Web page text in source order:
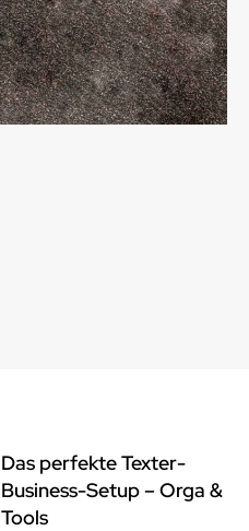
Das perfekte Texter-
Business-Setup – Orga &
Tools